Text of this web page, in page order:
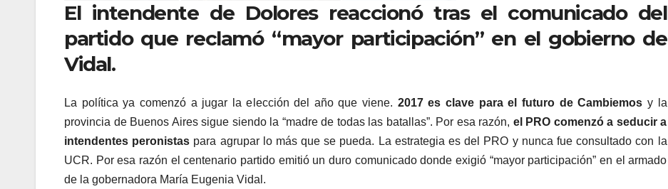
El intendente de Dolores reaccionó tras el comunicado del
partido que reclamó “mayor participación” en el gobierno de
Vidal.
La política ya comenzó a jugar la elección del año que viene. 2017 es clave para el futuro de Cambiemos y la
provincia de Buenos Aires sigue siendo la “madre de todas las batallas”. Por esa razón, el PRO comenzó a seducir a
intendentes peronistas para agrupar lo más que se pueda. La estrategia es del PRO y nunca fue consultado con la
UCR. Por esa razón el centenario partido emitió un duro comunicado donde exigió “mayor participación” en el armado
de la gobernadora María Eugenia Vidal.